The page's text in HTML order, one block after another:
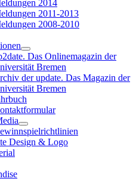
2014
2011-2013
2008-2010
Das Onlinemagazin der
Bremen
der update. Das Magazin der
Bremen
Design & Logo